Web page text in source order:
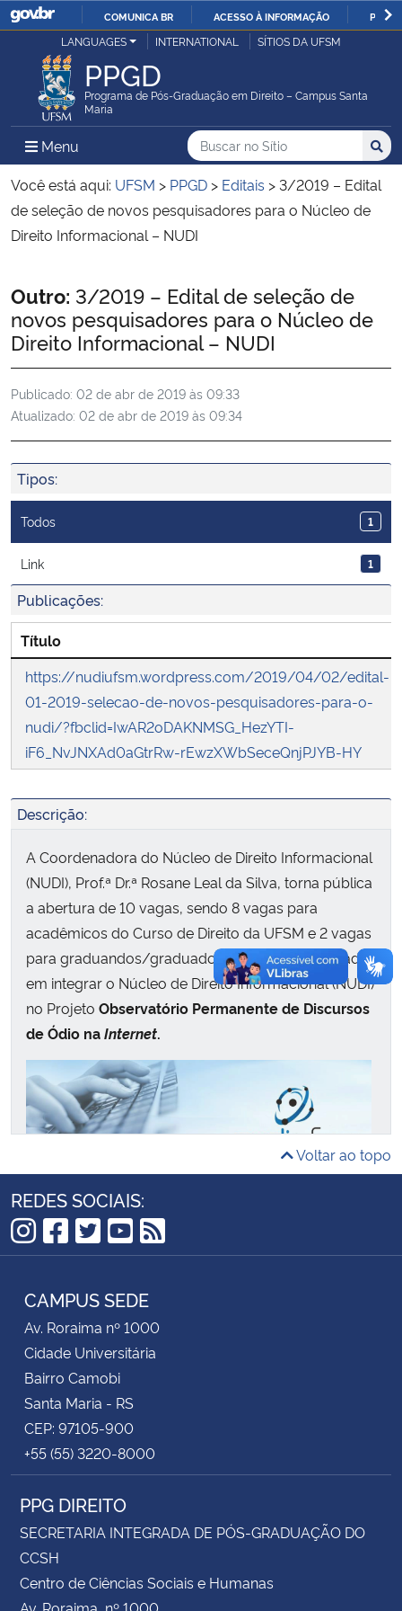
IR
O
COMUNICA BR ACESSO À INFORMAÇÃO
Ministério da Justiça e Segurança Pública
Ministério da Defesa
Ministério das Relações Exteriores
Ministério da Economia
Ministério da Agricultura, Pecuária e Abastecimento
Ministério da Educação
Ministério da Cidadania
Ministério da Saúde
Ministério da Ciência, Tecnologia, Inovações e Comunicações
Ministério do Meio Ambiente
Ministério do Turismo
Ministério do Desenvolvimento Regional
Controladoria-Geral da União
Ministério da Mulher, da Família e dos Direitos Humanos
Secretaria de Governo
Gabinete de Segurança Institucional
Advocacia-Geral da União
Banco Central do Brasil
Planalto
LANGUAGES INTERNATIONAL SÍTIOS DA UFSM
PPGD
Programa de Pós-Graduação em Direito – Campus Santa
Maria
Menu Menu Principal do Sítio
Busca
Buscar no no Sítio
Busca:
Você está aqui: UFSM > PPGD > Editais >3/2019 – Edital
de seleção de novos pesquisadores para o Núcleo de
Direito Informacional – NUDI
Início do conteúdo
Outro: 3/2019 – Edital de seleção de
novos pesquisadores para o Núcleo de
Direito Informacional – NUDI
Publicado: 02 de abr de 2019 às 09:33
Atualizado: 02 de abr de 2019 às 09:34
Tipos:
Todos 1
Link 1
Publicações:
Título
https://nudiufsm.wordpress.com/2019/04/02/edital-
01-2019-selecao-de-novos-pesquisadores-para-o-
nudi/?fbclid=IwAR2oDAKNMSG_HezYTI-
iF6_NvJNXAd0aGtrRw-rEwzXWbSeceQnjPJYB-HY
Descrição:
A Coordenadora do Núcleo de Direito Informacional
(NUDI), Prof.ª Dr.ª Rosane Leal da Silva, torna pública
a abertura de 10 vagas, sendo 8 vagas para
acadêmicos do Curso de Direito da UFSM e 2 vagas
para graduandos/graduados externos, interessados
em integrar o Núcleo de Direito Informacional (NUDI)
no Projeto Observatório Permanente de Discursos
de Ódio naInternet.
Voltar ao topo
REDES SOCIAIS:
Instagram
Facebook
Twitter
YouTube
RSS
CAMPUS SEDE
Av. Roraima nº 1000
Cidade Universitária
Bairro Camobi
Santa Maria - RS
CEP: 97105-900
+55 (55) 3220-8000
PPG DIREITO
SECRETARIA INTEGRADA DE PÓS-GRADUAÇÃO DO
CCSH
Centro de Ciências Sociais e Humanas